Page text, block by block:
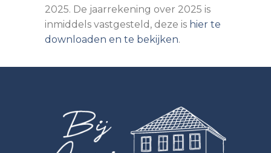
2025. De jaarrekening over 2025 is
inmiddels vastgesteld, deze is hier te
downloaden en te bekijken.